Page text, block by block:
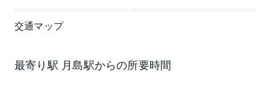
交通マップ
最寄り駅 月島駅からの所要時間